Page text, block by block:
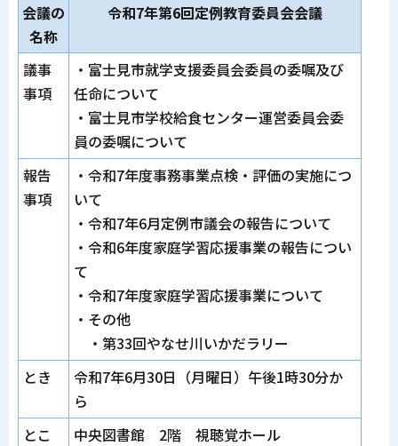
会議の
名称
令和7年第6回定例教育委員会会議
議事
事項
・富士見市就学支援委員会委員の委嘱及び
任命について
・富士見市学校給食センター運営委員会委
員の委嘱について
報告
事項
・令和7年度事務事業点検・評価の実施につ
いて
・令和7年6月定例市議会の報告について
・令和6年度家庭学習応援事業の報告につい
て
・令和7年度家庭学習応援事業について
・その他
・第33回やなせ川いかだラリー
とき
令和7年6月30日（月曜日）午後1時30分か
ら
とこ
中央図書館 2階 視聴覚ホール